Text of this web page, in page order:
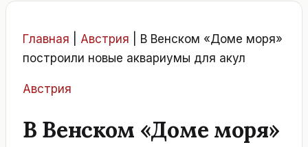
Главная Австрия
В Венском «Доме моря»
построили новые аквариумы для акул
Австрия
В Венском «Доме моря»